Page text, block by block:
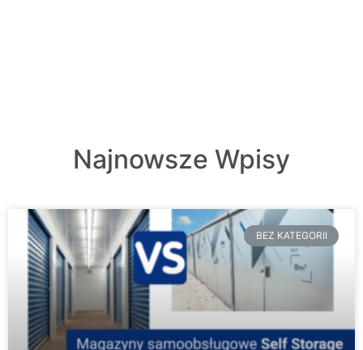
Najnowsze Wpisy
BEZ KATEGORII